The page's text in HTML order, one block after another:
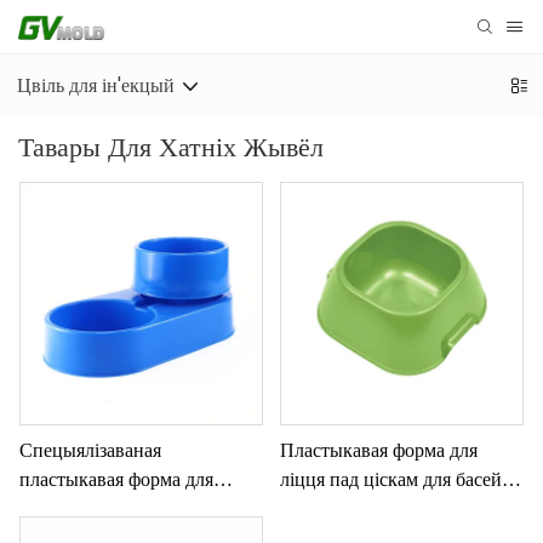
Цвіль для ін'екцый
Тавары Для Хатніх Жывёл
Спецыялізаваная
пластыкавая форма для
круглай міскі для хатніх
Пластыкавая форма для
ліцця пад ціскам для басейна